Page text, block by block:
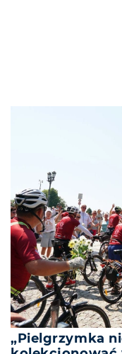
„Pielgrzymka